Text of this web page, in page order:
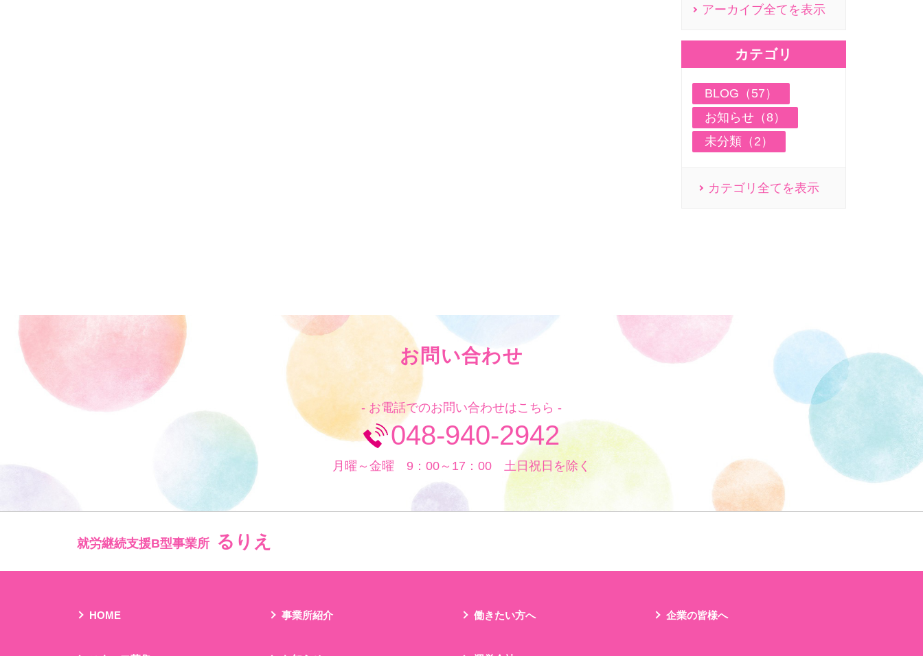
アーカイブ全てを表示
カテゴリ
BLOG（57）
お知らせ（8）
未分類（2）
カテゴリ全てを表示
お問い合わせ
- お電話でのお問い合わせはこちら -
048-940-2942
月曜～金曜 9：00～17：00 土日祝日を除く
就労継続支援B型事業所 るりえ
HOME 事業所紹介 働きたい方へ 企業の皆様へ